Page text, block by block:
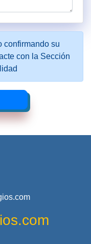
confirmando su
con la Sección